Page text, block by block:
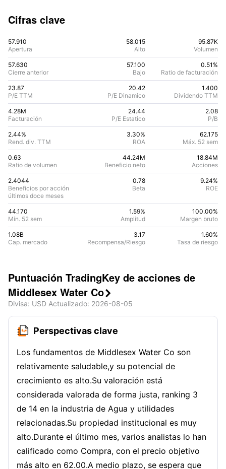
Cifras clave
57.910
Apertura
58.015
Alto
95.87K
Volumen
23.87
P/E TTM
20.42
P/E Dinamico
1.400
Dividendo TTM
0.51%
Ratio de facturación
57.630
Cierre anterior
57.100
Bajo
4.28M
Facturación
24.44
P/E Estatico
2.08
P/B
2.44%
Rend. div. TTM
3.30%
ROA
62.175
Máx. 52 sem
0.63
Ratio de volumen
44.24M
Beneficio neto
18.84M
Acciones
2.4044
Beneficios por acción
últimos doce meses
0.78
Beta
9.24%
ROE
44.170
Mín. 52 sem
1.59%
Amplitud
100.00%
Margen bruto
1.08B
Cap. mercado
3.17
Recompensa/Riesgo
1.60%
Tasa de riesgo
Puntuación TradingKey de acciones de
Middlesex Water Co
Divisa: USD Actualizado: 2026-08-05
Perspectivas clave
Los fundamentos de Middlesex Water Co son
relativamente saludable,y su potencial de
crecimiento es alto.Su valoración está
considerada valorada de forma justa, ranking 3
de 14 en la industria de Agua y utilidades
relacionadas.Su propiedad institucional es muy
alto.Durante el último mes, varios analistas lo han
calificado como Compra, con el precio objetivo
más alto en 62.00.A medio plazo, se espera que